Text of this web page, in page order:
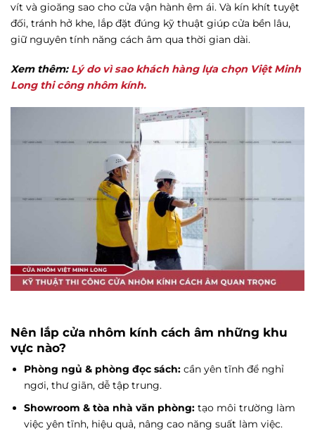
vít và gioăng sao cho cửa vận hành êm ái. Và kín khít tuyệt
đối, tránh hở khe, lắp đặt đúng kỹ thuật giúp cửa bền lâu,
giữ nguyên tính năng cách âm qua thời gian dài.
Xem thêm: Lý do vì sao khách hàng lựa chọn Việt Minh
Long thi công nhôm kính.
Nên lắp cửa nhôm kính cách âm những khu
vực nào?
Phòng ngủ & phòng đọc sách:cần yên tĩnh để nghỉ
ngơi, thư giãn, dễ tập trung.
Showroom & tòa nhà văn phòng:tạo môi trường làm
việc yên tĩnh, hiệu quả, nâng cao năng suất làm việc.